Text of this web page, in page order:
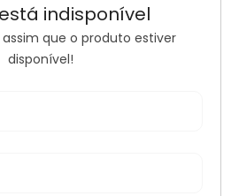
indisponível
que o produto estiver
disponível!